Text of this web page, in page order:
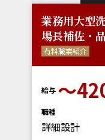
業務用大型
場長補佐・
有料職業紹介
給与 〜
職種
詳細設計